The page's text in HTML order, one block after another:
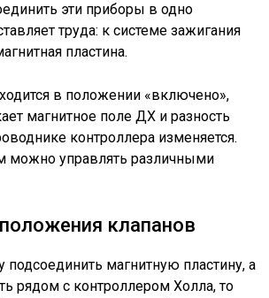
эти приборы в одно
труда: к системе зажигания
пластина.
в положении «включено»,
магнитное поле ДХ и разность
контроллера изменяется.
можно управлять различными
клапанов
подсоединить магнитную пластину, а
рядом с контроллером Холла, то